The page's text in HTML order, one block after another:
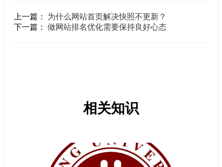
上一篇： 为什么网站首页解决快照不更新？
下一篇： 做网站排名优化需要保持良好心态
相关知识